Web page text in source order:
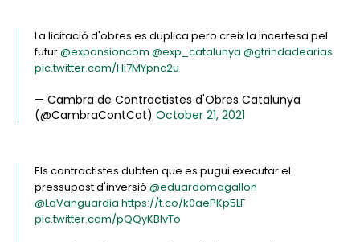
La licitació d'obres es duplica pero creix la incertesa pel
futur@expansioncom @exp_catalunya @gtrindadearias
pic.twitter.com/Hi7MYpnc2u
— Cambra de Contractistes d'Obres Catalunya
(@CambraContCat)October 21, 2021
Els contractistes dubten que es pugui executar el
pressupost d'inversió@eduardomagallon
@LaVanguardia https://t.co/k0aePKp5LF
pic.twitter.com/pQQyKBIvTo